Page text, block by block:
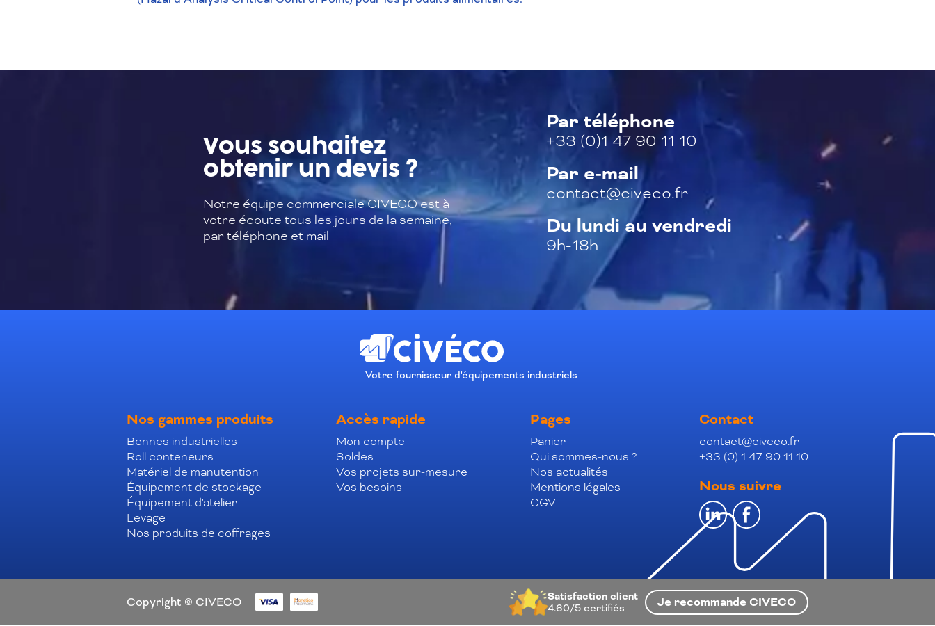
Vous souhaitez
obtenir un devis ?
Notre équipe commerciale CIVECO est à
votre écoute tous les jours de la semaine,
par téléphone et mail
Par téléphone
+33 (0)1 47 90 11 10
Par e-mail
contact@civeco.fr
Du lundi au vendredi
9h-18h
Votre fournisseur d'équipements industriels
Nos gammes produits
Bennes industrielles
Roll conteneurs
Matériel de manutention
Équipement de stockage
Équipement d'atelier
Levage
Nos produits de coffrages
Accès rapide
Mon compte
Soldes
Vos projets sur-mesure
Vos besoins
Pages
Panier
Qui sommes-nous ?
Nos actualités
Mentions légales
CGV
Contact
contact@civeco.fr
+33 (0) 1 47 90 11 10
Nous suivre
Copyright © CIVECO Satisfaction client
4.60/5 certifiés Je recommande CIVECO